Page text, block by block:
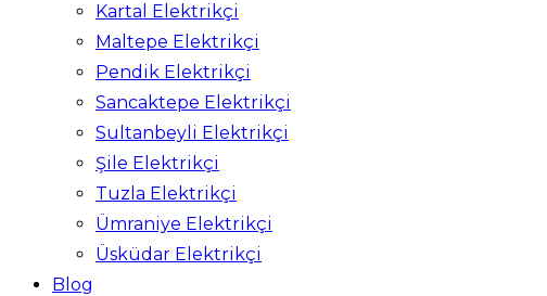
Kartal Elektrikçi
Maltepe Elektrikçi
Pendik Elektrikçi
Sancaktepe Elektrikçi
Sultanbeyli Elektrikçi
Şile Elektrikçi
Tuzla Elektrikçi
Ümraniye Elektrikçi
Üsküdar Elektrikçi
Blog